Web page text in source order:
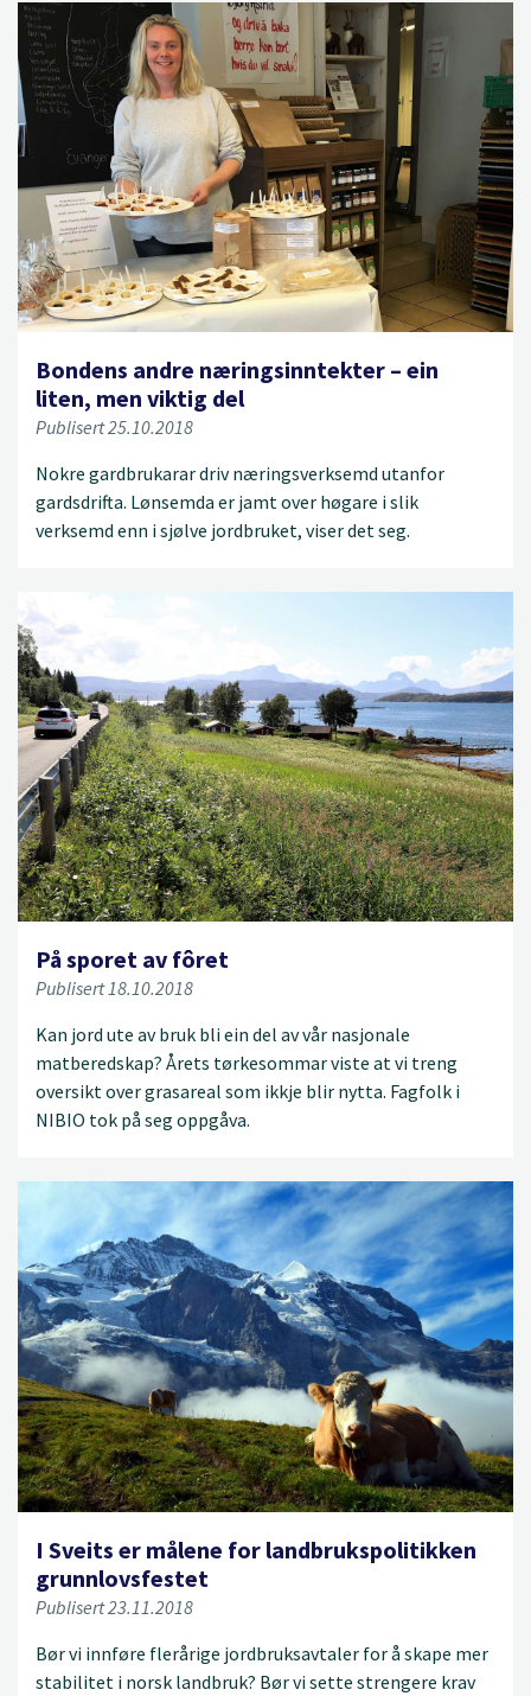
Bondens andre næringsinntekter – ein
liten, men viktig del
Publisert 25.10.2018
Nokre gardbrukarar driv næringsverksemd utanfor
gardsdrifta. Lønsemda er jamt over høgare i slik
verksemd enn i sjølve jordbruket, viser det seg.
På sporet av fôret
Publisert 18.10.2018
Kan jord ute av bruk bli ein del av vår nasjonale
matberedskap? Årets tørkesommar viste at vi treng
oversikt over grasareal som ikkje blir nytta. Fagfolk i
NIBIO tok på seg oppgåva.
I Sveits er målene for landbrukspolitikken
grunnlovsfestet
Publisert 23.11.2018
Bør vi innføre flerårige jordbruksavtaler for å skape mer
stabilitet i norsk landbruk? Bør vi sette strengere krav